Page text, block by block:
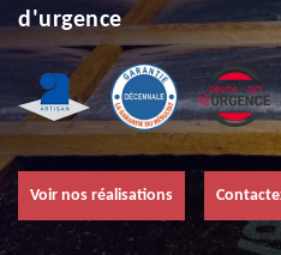
d'urgence
Voir nos réalisations